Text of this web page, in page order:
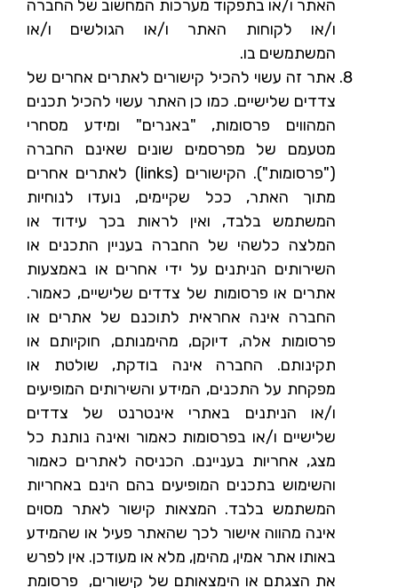
האתר ו/או בתפקוד מערכות המחשוב של החברה
ו/או לקוחות האתר ו/או הגולשים ו/או
המשתמשים בו.
אתר זה עשוי להכיל קישורים לאתרים אחרים של
צדדים שלישיים. כמו כן האתר עשוי להכיל תכנים
המהווים פרסומות, "באנרים" ומידע מסחרי
מטעמם של מפרסמים שונים שאינם החברה
("פרסומות"). הקישורים (links) לאתרים אחרים
מתוך האתר, ככל שקיימים, נועדו לנוחיות
המשתמש בלבד, ואין לראות בכך עידוד או
המלצה כלשהי של החברה בעניין התכנים או
השירותים הניתנים על ידי אחרים או באמצעות
אתרים או פרסומות של צדדים שלישיים, כאמור.
החברה אינה אחראית לתוכנם של אתרים או
פרסומות אלה, דיוקם, מהימנותם, חוקיותם או
תקינותם. החברה אינה בודקת, שולטת או
מפקחת על התכנים, המידע והשירותים המופיעים
ו/או הניתנים באתרי אינטרנט של צדדים
שלישיים ו/או בפרסומות כאמור ואינה נותנת כל
מצג, אחריות בעניינם. הכניסה לאתרים כאמור
והשימוש בתכנים המופיעים בהם הינם באחריות
המשתמש בלבד. המצאות קישור לאתר מסוים
אינה מהווה אישור לכך שהאתר פעיל או שהמידע
באותו אתר אמין, מהימן, מלא או מעודכן. אין לפרש
את הצגתם או הימצאותם של קישורים, פרסומת